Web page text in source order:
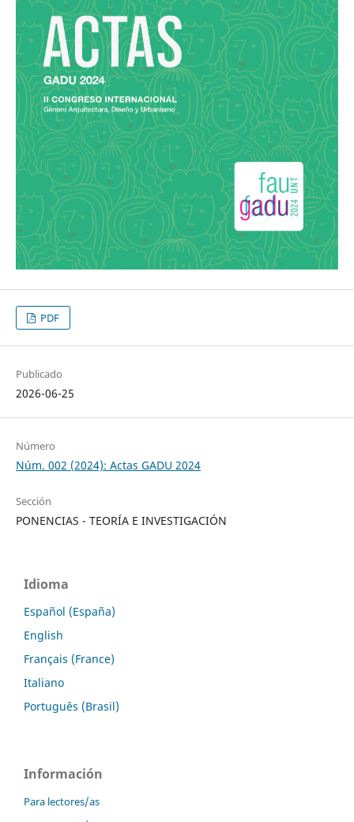
PDF
Publicado
2026-06-25
Número
Núm. 002 (2024): Actas GADU 2024
Sección
PONENCIAS - TEORÍA E INVESTIGACIÓN
Idioma
Español (España)
English
Français (France)
Italiano
Português (Brasil)
Información
Para lectores/as